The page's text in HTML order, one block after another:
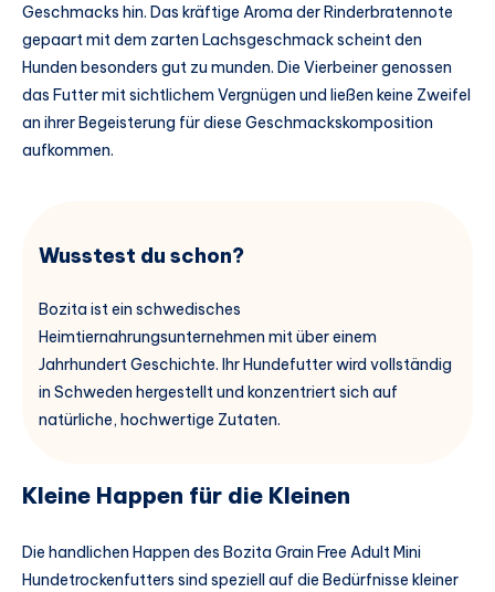
Geschmacks hin. Das kräftige Aroma der Rinderbratennote
gepaart mit dem zarten Lachsgeschmack scheint den
Hunden besonders gut zu munden. Die Vierbeiner genossen
das Futter mit sichtlichem Vergnügen und ließen keine Zweifel
an ihrer Begeisterung für diese Geschmackskomposition
aufkommen.
Wusstest du schon?
Bozita ist ein schwedisches
Heimtiernahrungsunternehmen mit über einem
Jahrhundert Geschichte. Ihr Hundefutter wird vollständig
in Schweden hergestellt und konzentriert sich auf
natürliche, hochwertige Zutaten.
Kleine Happen für die Kleinen
Die handlichen Happen des Bozita Grain Free Adult Mini
Hundetrockenfutters sind speziell auf die Bedürfnisse kleiner